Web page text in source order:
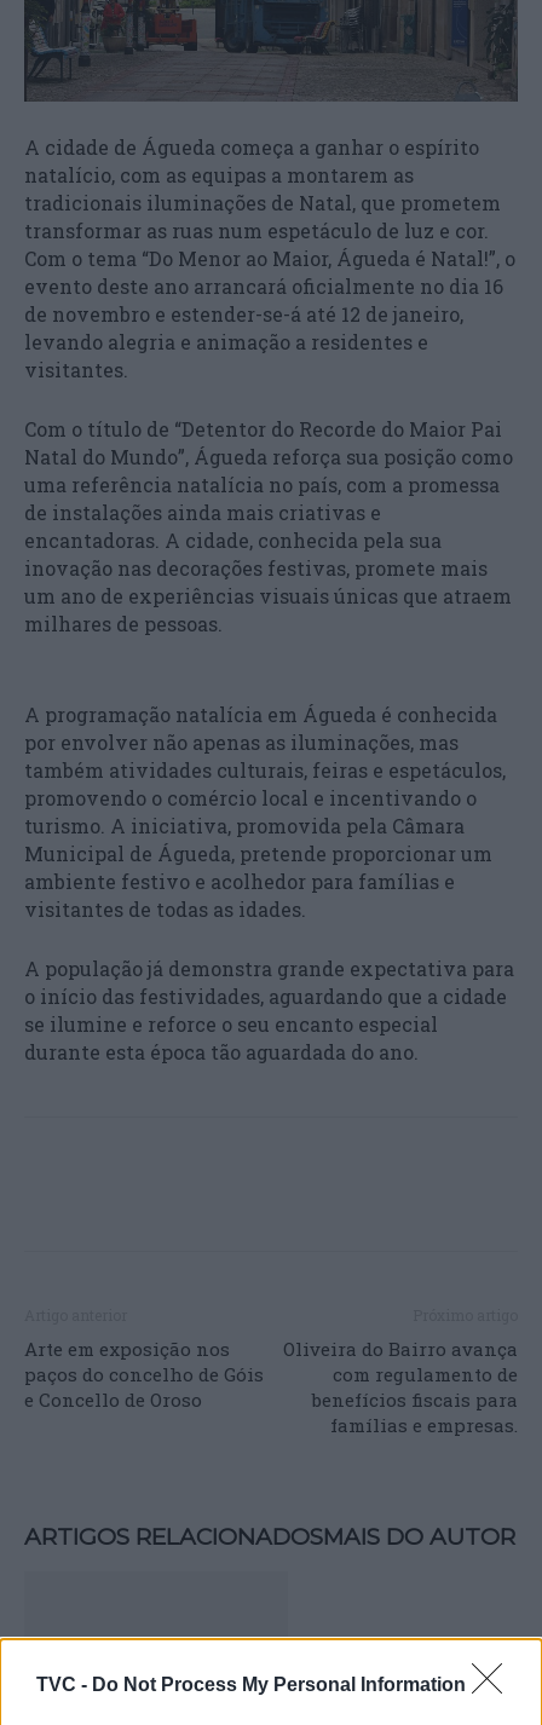
TVC - Do Not Process My Personal Information
A cidade de Águeda começa a ganhar o espírito
natalício, com as equipas a montarem as
tradicionais iluminações de Natal, que prometem
transformar as ruas num espetáculo de luz e cor.
Com o tema “Do Menor ao Maior, Águeda é Natal!”, o
evento deste ano arrancará oficialmente no dia 16
de novembro e estender-se-á até 12 de janeiro,
levando alegria e animação a residentes e
visitantes.
Com o título de “Detentor do Recorde do Maior Pai
Natal do Mundo”, Águeda reforça sua posição como
uma referência natalícia no país, com a promessa
de instalações ainda mais criativas e
encantadoras. A cidade, conhecida pela sua
inovação nas decorações festivas, promete mais
um ano de experiências visuais únicas que atraem
milhares de pessoas.
A programação natalícia em Águeda é conhecida
por envolver não apenas as iluminações, mas
também atividades culturais, feiras e espetáculos,
promovendo o comércio local e incentivando o
turismo. A iniciativa, promovida pela Câmara
Municipal de Águeda, pretende proporcionar um
ambiente festivo e acolhedor para famílias e
visitantes de todas as idades.
A população já demonstra grande expectativa para
o início das festividades, aguardando que a cidade
se ilumine e reforce o seu encanto especial
durante esta época tão aguardada do ano.
Arte em exposição nos
paços do concelho de Góis
e Concello de Oroso
Oliveira do Bairro avança
com regulamento de
benefícios fiscais para
famílias e empresas.
ARTIGOS RELACIONADOSMAIS DO AUTOR